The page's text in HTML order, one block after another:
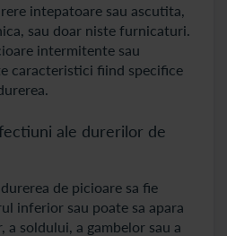
intepatoare sau ascutita,
sau doar niste furnicaturi.
intermitente sau
caracteristici fiind specifice
ale durerilor de
de picioare sa fie
inferior sau poate sa apara
a soldului, a gambelor sau a